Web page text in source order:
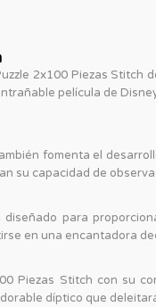
2x100 Piezas
película de
fomenta el
su capacidad de
para
en una encantadora
Piezas Stitch con su
díptico que